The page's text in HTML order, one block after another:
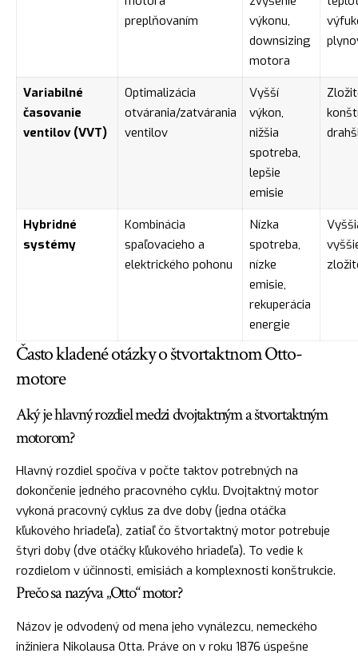
preplňovaním
výkonu,
downsizing
motora
Variabilné
časovanie
ventilov (VVT)
Optimalizácia
otvárania/zatvárania
ventilov
Vyšší
výkon,
nižšia
spotreba,
lepšie
emisie
Hybridné
systémy
Kombinácia
spaľovacieho a
elektrického pohonu
Nízka
spotreba,
nízke
emisie,
rekuperácia
energie
Často kladené otázky o štvortaktnom Otto-
motore
Aký je hlavný rozdiel medzi dvojtaktným a štvortaktným
motorom?
Hlavný rozdiel spočíva v počte taktov potrebných na
dokončenie jedného pracovného cyklu. Dvojtaktný motor
vykoná pracovný cyklus za dve doby (jedna otáčka
kľukového hriadeľa), zatiaľ čo štvortaktný motor potrebuje
štyri doby (dve otáčky kľukového hriadeľa). To vedie k
rozdielom v účinnosti, emisiách a komplexnosti konštrukcie.
Prečo sa nazýva „Otto“ motor?
Názov je odvodený od mena jeho vynálezcu, nemeckého
inžiniera Nikolausa Otta. Práve on v roku 1876 úspešne